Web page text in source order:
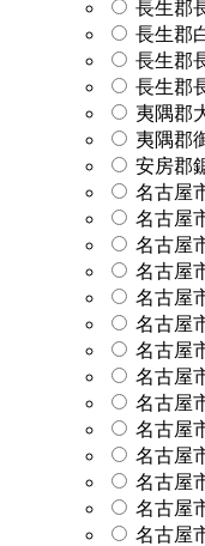
長生郡
長生郡
長生郡
長生郡
夷隅郡
夷隅郡
安房郡
名古屋
名古屋
名古屋
名古屋
名古屋
名古屋
名古屋
名古屋
名古屋
名古屋
名古屋
名古屋
名古屋
名古屋